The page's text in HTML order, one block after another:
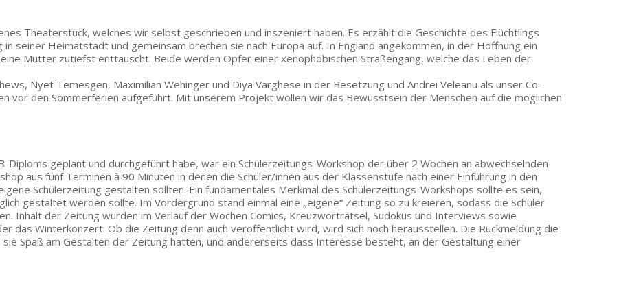
Theaterstück, welches wir selbst geschrieben und inszeniert haben. Es erzählt die Geschichte des Flüchtlings
seiner Heimatstadt und gemeinsam brechen sie nach Europa auf. In England angekommen, in der Hoffnung ein
Mutter zutiefst enttäuscht. Beide werden Opfer einer xenophobischen Straßengang, welche das Leben der
Nyet Temesgen, Maximilian Wehinger und Diya Varghese in der Besetzung und Andrei Veleanu als unser Co-
vor den Sommerferien aufgeführt. Mit unserem Projekt wollen wir das Bewusstsein der Menschen auf die möglichen
Diploms geplant und durchgeführt habe, war ein Schülerzeitungs-Workshop der über 2 Wochen an abwechselnden
aus fünf Terminen à 90 Minuten in denen die Schüler/innen aus der Klassenstufe nach einer Einführung in den
Schülerzeitung gestalten sollten. Ein fundamentales Merkmal des Schülerzeitungs-Workshops sollte es sein,
gestaltet werden sollte. Im Vordergrund stand einmal eine „eigene“ Zeitung so zu kreieren, sodass die Schüler
Inhalt der Zeitung wurden im Verlauf der Wochen Comics, Kreuzworträtsel, Sudokus und Interviews sowie
das Winterkonzert. Ob die Zeitung denn auch veröffentlicht wird, wird sich noch herausstellen. Die Rückmeldung die
sie Spaß am Gestalten der Zeitung hatten, und andererseits dass Interesse besteht, an der Gestaltung einer